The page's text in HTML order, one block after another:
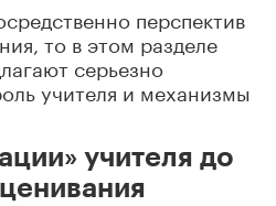
перспектив
то в этом разделе
серьезно
учителя и механизмы
учителя до